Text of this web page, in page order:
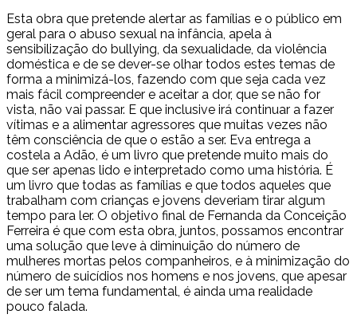
Esta obra que pretende alertar as famílias e o público em
geral para o abuso sexual na infância, apela à
sensibilização do bullying, da sexualidade, da violência
doméstica e de se dever-se olhar todos estes temas de
forma a minimizá-los, fazendo com que seja cada vez
mais fácil compreender e aceitar a dor, que se não for
vista, não vai passar. E que inclusive irá continuar a fazer
vítimas e a alimentar agressores que muitas vezes não
têm consciência de que o estão a ser. Eva entrega a
costela a Adão, é um livro que pretende muito mais do
que ser apenas lido e interpretado como uma história. É
um livro que todas as famílias e que todos aqueles que
trabalham com crianças e jovens deveriam tirar algum
tempo para ler. O objetivo final de Fernanda da Conceição
Ferreira é que com esta obra, juntos, possamos encontrar
uma solução que leve à diminuição do número de
mulheres mortas pelos companheiros, e à minimização do
número de suicídios nos homens e nos jovens, que apesar
de ser um tema fundamental, é ainda uma realidade
pouco falada.